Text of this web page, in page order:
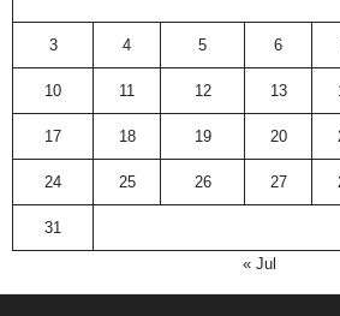
3 4 5 6
10 11 12 13
17 18 19 20
24 25 26 27
31
« Jul